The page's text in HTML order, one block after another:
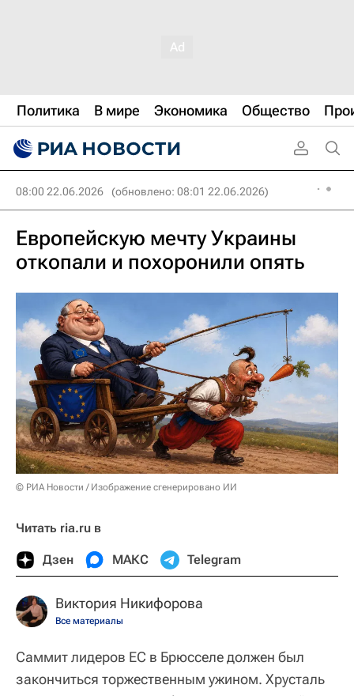
Политика В мире Экономика Общество
08:00 22.06.2026 (обновлено: 08:01 22.06.2026)
Европейскую мечту Украины
откопали и похоронили опять
© РИА Новости / Изображение сгенерировано ИИ
Читать ria.ru в
Дзен МАКС Telegram
Виктория Никифорова
Все материалы
Саммит лидеров ЕС в Брюсселе должен был
закончиться торжественным ужином. Хрусталь